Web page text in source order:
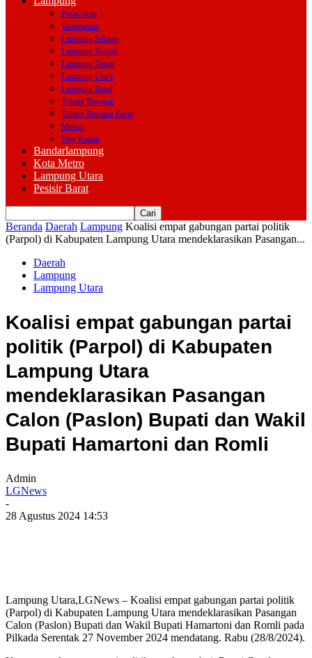
Pesawaran
Tanggamus
Lampung Selatan
Lampung Tengah
Lampung Timur
Lampung Utara
Lampung Barat
Tulang Bawang
Tulang Bawang Barat
Mesuji
Way Kanan
Bandarlampung
Kota Metro
Lampung Utara
Pesisir Barat
Beranda Daerah Lampung Koalisi empat gabungan partai politik
(Parpol) di Kabupaten Lampung Utara mendeklarasikan Pasangan...
Daerah
Lampung
Lampung Utara
Koalisi empat gabungan partai
politik (Parpol) di Kabupaten
Lampung Utara
mendeklarasikan Pasangan
Calon (Paslon) Bupati dan Wakil
Bupati Hamartoni dan Romli
Admin
LGNews
-
28 Agustus 2024 14:53
Lampung Utara,LGNews – Koalisi empat gabungan partai politik
(Parpol) di Kabupaten Lampung Utara mendeklarasikan Pasangan
Calon (Paslon) Bupati dan Wakil Bupati Hamartoni dan Romli pada
Pilkada Serentak 27 November 2024 mendatang. Rabu (28/8/2024).